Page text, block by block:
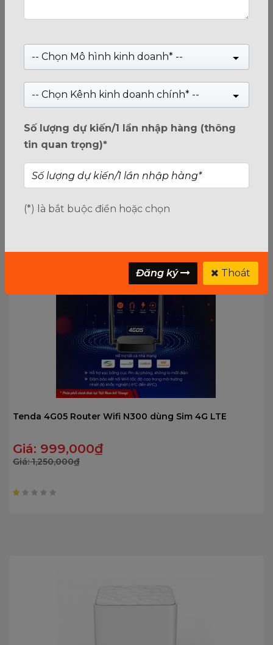
Tenda 4G180 v4.0 Bộ phát WiFi Di Động Dùng Sim 4G
LTE - Bảo hành 36 tháng
Giá: Liên hệ
Tenda 4G05 Router Wifi N300 dùng Sim 4G LTE
Giá: 999,000₫
Giá:1,250,000₫
-- Chọn Mô hình kinh doanh* --
-- Chọn Kênh kinh doanh chính* --
Số lượng dự kiến/1 lần nhập hàng (thông
tin quan trọng)*
(*) là bắt buộc điền hoặc chọn
Đăng ký Thoát